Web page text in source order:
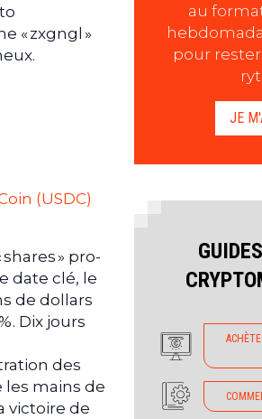
« zxgngl »
(USDC)
» pro-
date clé, le
de dollars
Dix jours
des
les mains de
victoire de
au
pour
JE